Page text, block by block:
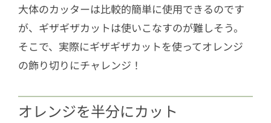
大体のカッターは比較的簡単に使用できるのです
が、ギザギザカットは使いこなすのが難しそう。
そこで、実際にギザギザカットを使ってオレンジ
の飾り切りにチャレンジ！
オレンジを半分にカット